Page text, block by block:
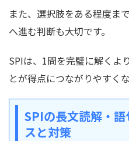
また、選択肢をある程度ま
へ進む判断も大切です。
SPIは、1問を完璧に解くよ
とが得点につながりやすくな
SPIの長文読解・
スと対策